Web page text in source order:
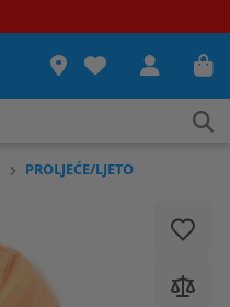
PROLJEĆE/LJETO